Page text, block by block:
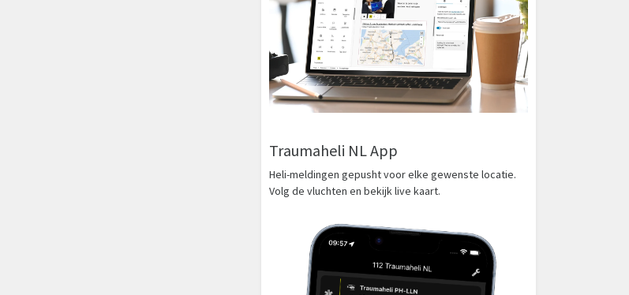
Traumaheli NL App
Heli-meldingen gepusht voor elke gewenste locatie.
Volg de vluchten en bekijk live kaart.